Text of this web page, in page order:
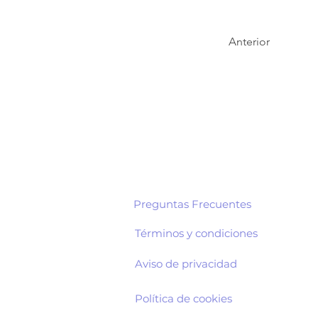
Anterior
Preguntas Frecuentes
Términos y condiciones
Aviso de privacidad
Política de cookies